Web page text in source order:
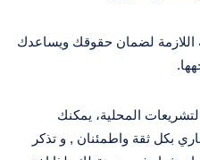
اللازمة لضمان حقوقك ويساعدك
المحلية، يمكنك
بكل ثقة واطمئنان , و تذكر